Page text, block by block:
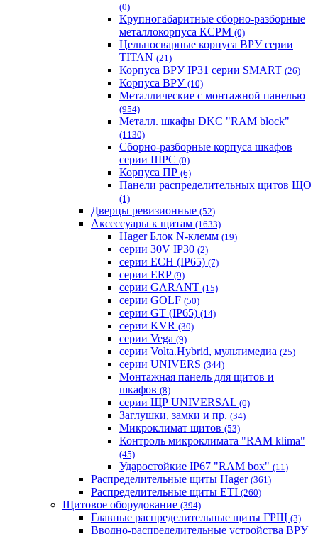
(0)
Крупногабаритные сборно-разборные
металлокорпуса КСРМ (0)
Цельносварные корпуса ВРУ серии
TITAN (21)
Корпуса ВРУ IP31 серии SMART (26)
Корпуса ВРУ (10)
Металлические с монтажной панелью
(954)
Металл. шкафы DKC "RAM block"
(1130)
Сборно-разборные корпуса шкафов
серии ШРС (0)
Корпуса ПР (6)
Панели распределительных щитов ЩО
(1)
Дверцы ревизионные (52)
Аксессуары к щитам (1633)
Hager Блок N-клемм (19)
серии 30V IP30 (2)
серии ECH (IP65) (7)
серии ERP (9)
серии GARANT (15)
серии GOLF (50)
серии GT (IP65) (14)
серии KVR (30)
серии Vega (9)
серии Volta.Hybrid, мультимедиа (25)
серии UNIVERS (344)
Монтажная панель для щитов и
шкафов (8)
серии ЩР UNIVERSAL (0)
Заглушки, замки и пр. (34)
Микроклимат щитов (53)
Контроль микроклимата "RAM klima"
(45)
Ударостойкие IP67 "RAM box" (11)
Распределительные щиты Hager (361)
Распределительные щиты ETI (260)
Щитовое оборудование (394)
Главные распределительные щиты ГРЩ (3)
Вводно-распределительные устройства ВРУ